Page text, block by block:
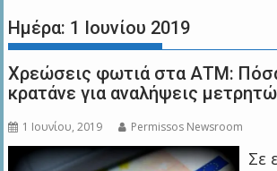
Ημέρα: 1 Ιουνίου 2019
Χρεώσεις φωτιά στα ΑΤΜ:
κρατάνε για αναλήψεις
1 Ιουνίου, 2019 Permissos Newsroom
Σε